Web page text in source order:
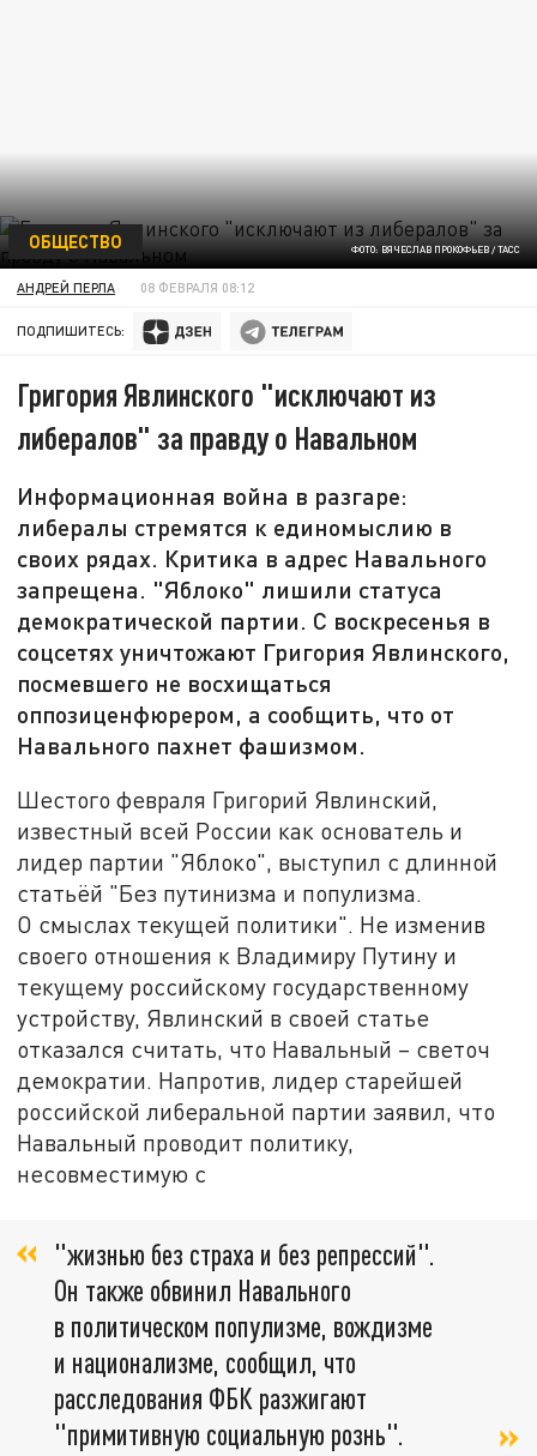
ФОТО: ВЯЧЕСЛАВ ПРОКОФЬЕВ / ТАСС
ОБЩЕСТВО
АНДРЕЙ ПЕРЛА 08 ФЕВРАЛЯ 08:12
ПОДПИШИТЕСЬ:
Григория Явлинского "исключают из
либералов" за правду о Навальном
Информационная война в разгаре:
либералы стремятся к единомыслию в
своих рядах. Критика в адрес Навального
запрещена. "Яблоко" лишили статуса
демократической партии. С воскресенья в
соцсетях уничтожают Григория Явлинского,
посмевшего не восхищаться
оппозиценфюрером, а сообщить, что от
Навального пахнет фашизмом.
Шестого февраля Григорий Явлинский,
известный всей России как основатель и
лидер партии "Яблоко", выступил с длинной
статьёй "Без путинизма и популизма.
О смыслах текущей политики". Не изменив
своего отношения к Владимиру Путину и
текущему российскому государственному
устройству, Явлинский в своей статье
отказался считать, что Навальный – светоч
демократии. Напротив, лидер старейшей
российской либеральной партии заявил, что
Навальный проводит политику,
несовместимую с
"жизнью без страха и без репрессий".
Он также обвинил Навального
в политическом популизме, вождизме
и национализме, сообщил, что
расследования ФБК разжигают
"примитивную социальную рознь".